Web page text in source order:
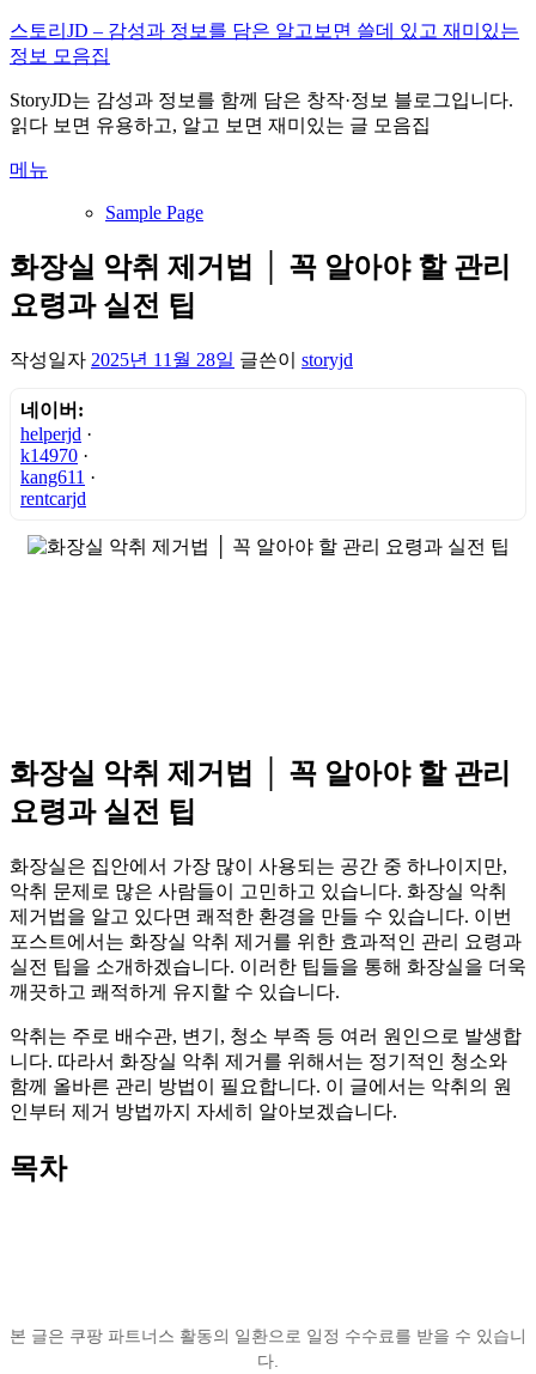
내
용
로
바
가
스토리JD – 감성과 정보를 담은 알고보면 쓸데 있고 재미있는
정보 모음집
StoryJD는 감성과 정보를 함께 담은 창작·정보 블로그입니다.
읽다 보면 유용하고, 알고 보면 재미있는 글 모음집
메뉴
Sample Page
화장실 악취 제거법 │ 꼭 알아야 할 관리
요령과 실전 팁
작성일자 2025년 11월 28일 글쓴이 storyjd
네이버:
helperjd ·
k14970 ·
kang611 ·
rentcarjd
화장실 악취 제거법 │ 꼭 알아야 할 관리
요령과 실전 팁
화장실은 집안에서 가장 많이 사용되는 공간 중 하나이지만,
악취 문제로 많은 사람들이 고민하고 있습니다. 화장실 악취
제거법을 알고 있다면 쾌적한 환경을 만들 수 있습니다. 이번
포스트에서는 화장실 악취 제거를 위한 효과적인 관리 요령과
실전 팁을 소개하겠습니다. 이러한 팁들을 통해 화장실을 더욱
깨끗하고 쾌적하게 유지할 수 있습니다.
악취는 주로 배수관, 변기, 청소 부족 등 여러 원인으로 발생합
니다. 따라서 화장실 악취 제거를 위해서는 정기적인 청소와
함께 올바른 관리 방법이 필요합니다. 이 글에서는 악취의 원
인부터 제거 방법까지 자세히 알아보겠습니다.
목차
본 글은 쿠팡 파트너스 활동의 일환으로 일정 수수료를 받을 수 있습니
다.